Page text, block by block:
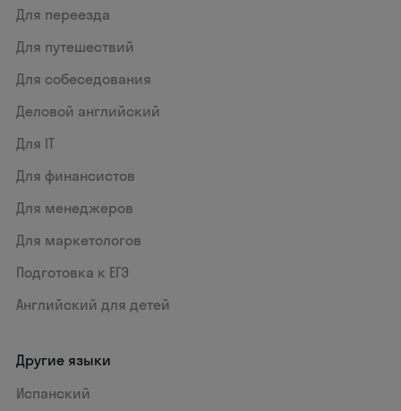
Для переезда
Для путешествий
Для собеседования
Деловой английский
Для IT
Для финансистов
Для менеджеров
Для маркетологов
Подготовка к ЕГЭ
Английский для детей
Другие языки
Испанский